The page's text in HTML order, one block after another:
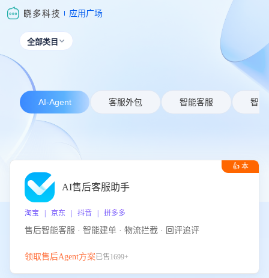
应用广场
全部类目 
AI-Agent 客服外包 智能客服 智能
👍 本
AI售后客服助手
淘宝 | 京东 | 抖音 | 拼多多
售后智能客服 · 智能建单 · 物流拦截 · 回评追评
领取售后Agent方案已售1699+